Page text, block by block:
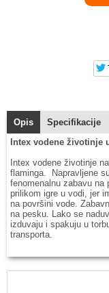
Opis Specifikacije
Intex vodene životinje
Intex vodene životinje
flaminga. Napravljene
fenomenalnu zabavu
prilikom igre u vodi, jer
na površini vode.
na pesku. Lako se
izduvaju i spakuju u
transporta.